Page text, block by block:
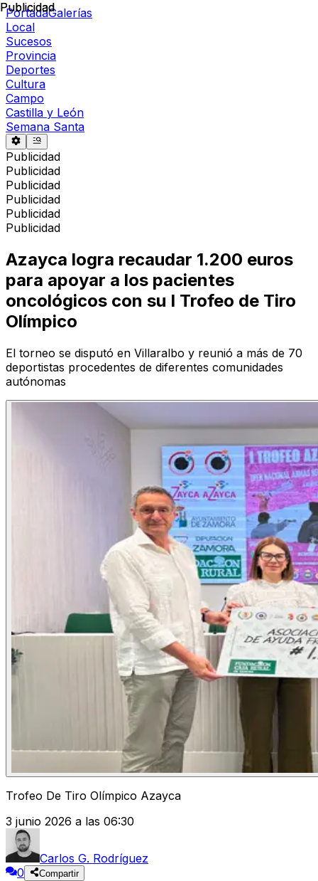
PortadaGalerías
Local
Sucesos
Provincia
Deportes
Cultura
Campo
Castilla y León
Semana Santa
Publicidad
Publicidad
Publicidad
Publicidad
Publicidad
Publicidad
Publicidad
Azayca logra recaudar 1.200 euros
para apoyar a los pacientes
oncológicos con su I Trofeo de Tiro
Olímpico
El torneo se disputó en Villaralbo y reunió a más de 70
deportistas procedentes de diferentes comunidades
autónomas
Trofeo De Tiro Olímpico Azayca
3 junio 2026 a las 06:30
Carlos G. Rodríguez
0
Compartir
Publicidad